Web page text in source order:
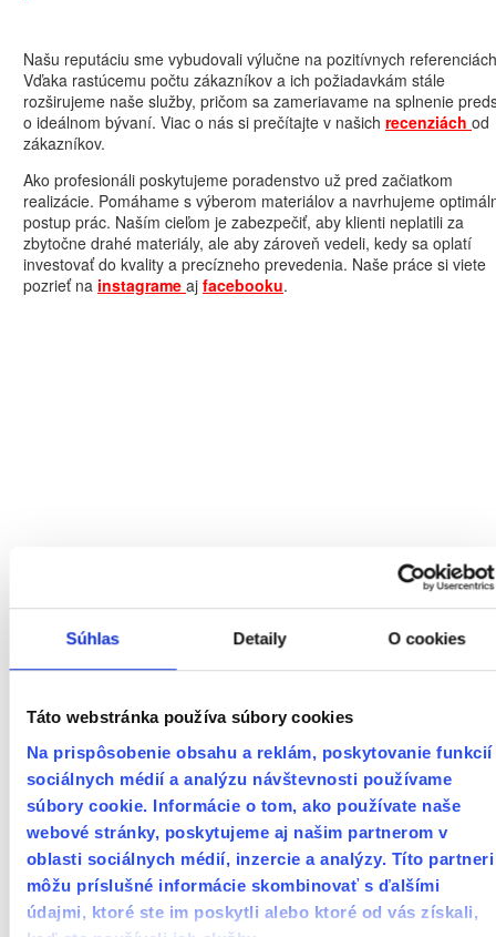
Súhlas Detaily O cookies
Táto webstránka používa súbory cookies
Na prispôsobenie obsahu a reklám, poskytovanie funkcií
sociálnych médií a analýzu návštevnosti používame
súbory cookie. Informácie o tom, ako používate naše
webové stránky, poskytujeme aj našim partnerom v
oblasti sociálnych médií, inzercie a analýzy. Títo partneri
môžu príslušné informácie skombinovať s ďalšími
údajmi, ktoré ste im poskytli alebo ktoré od vás získali,
Našu reputáciu sme vybudovali výlučne na pozitívnych
Vďaka rastúcemu počtu zákazníkov a ich požiadavkám stále
rozširujeme naše služby, pričom sa zameriavame na splnenie
o ideálnom bývaní. Viac o nás si prečítajte v našich recenziách od
zákazníkov.
Ako profesionáli poskytujeme poradenstvo už pred začiatkom
realizácie. Pomáhame s výberom materiálov a navrhujeme
postup prác. Naším cieľom je zabezpečiť, aby klienti neplatili za
zbytočne drahé materiály, ale aby zároveň vedeli, kedy sa oplatí
investovať do kvality a precízneho prevedenia. Naše práce si viete
pozrieť na instagrame aj facebooku.
roku
vymaľovanej plochy
Spokojných zákazníkov
0
Odovzdaných bytov / domov
Referencie
Klientov
…Veľmi spoľahlivá firma. Oceňujem dobrú
komunikáciu,odbornosť, precíznosť. My sme s výsledkom
veľmi spokojný.